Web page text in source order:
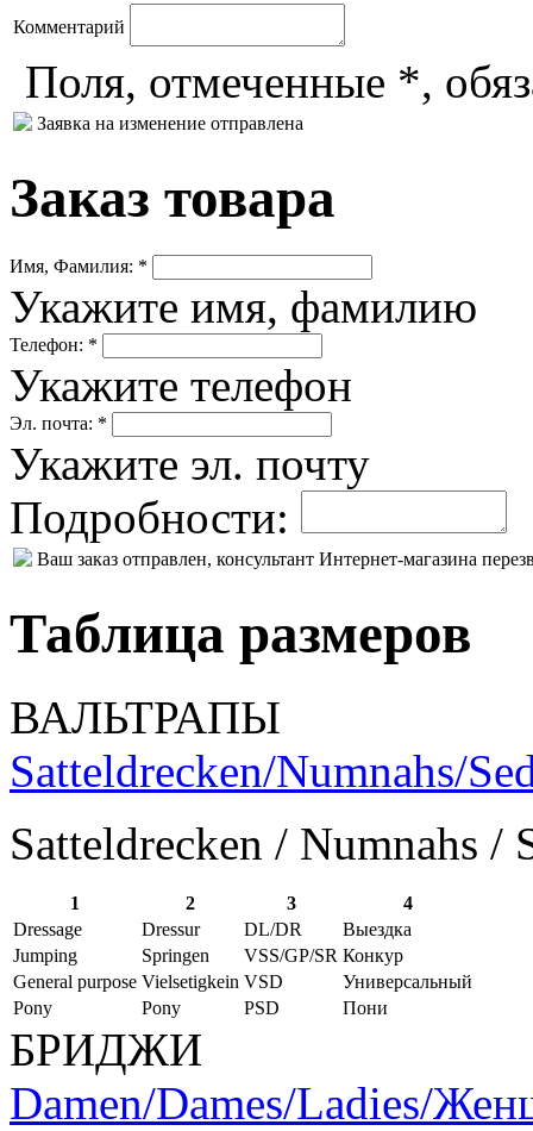
Комментарий
Поля, отмеченные *,
Заявка на изменение отправлена
Заказ товара
Имя, Фамилия: *
Укажите имя, фамилию
Телефон: *
Укажите телефон
Эл. почта: *
Укажите эл. почту
Подробности:
Ваш заказ отправлен, консультант Интернет-магазина
Таблица размеров
ВАЛЬТРАПЫ
Satteldrecken/Numnahs/
Satteldrecken / Numnahs /
1 2 3
4
Dressage
Dressur DL/DR
Выездка
Jumping
Springen VSS/GP/SR Конкур
General purpose Vielsetigkein VSD
Универсальный
Pony
Pony PSD Пони
БРИДЖИ
Damen/Dames/Ladies/